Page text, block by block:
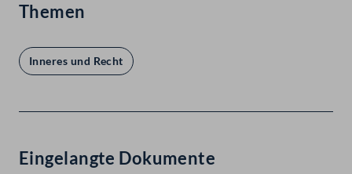
Themen
Inneres und Recht
Eingelangte Dokumente